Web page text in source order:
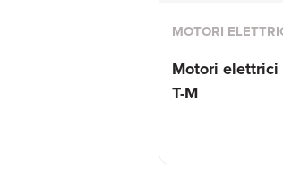
MOTORI
Motori
T-M